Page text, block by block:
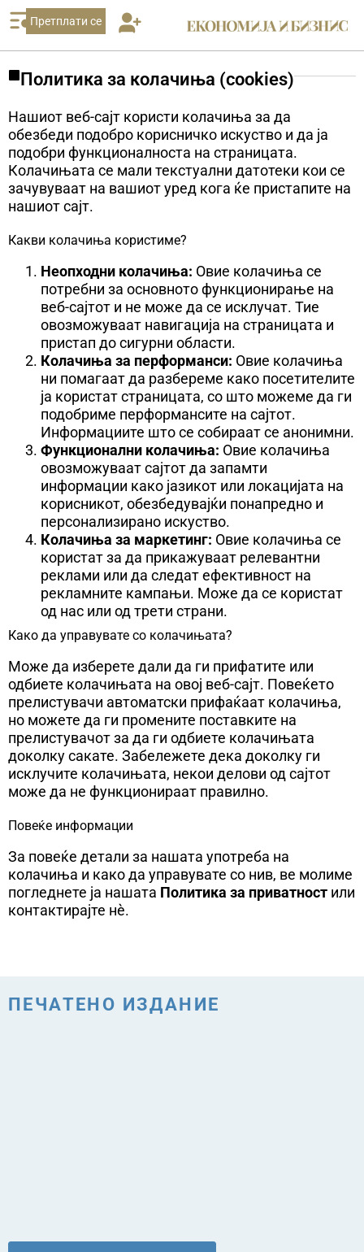
Претплати се
Политика за колачиња (cookies)
Нашиот веб-сајт користи колачиња за да
обезбеди подобро корисничко искуство и да ја
подобри функционалноста на страницата.
Колачињата се мали текстуални датотеки кои се
зачувуваат на вашиот уред кога ќе пристапите на
нашиот сајт.
Какви колачиња користиме?
Неопходни колачиња: Овие колачиња се
потребни за основното функционирање на
веб-сајтот и не може да се исклучат. Тие
овозможуваат навигација на страницата и
пристап до сигурни области.
Колачиња за перформанси: Овие колачиња
ни помагаат да разбереме како посетителите
ја користат страницата, со што можеме да ги
подобриме перформансите на сајтот.
Информациите што се собираат се анонимни.
Функционални колачиња: Овие колачиња
овозможуваат сајтот да запамти
информации како јазикот или локацијата на
корисникот, обезбедувајќи понапредно и
персонализирано искуство.
Колачиња за маркетинг: Овие колачиња се
користат за да прикажуваат релевантни
реклами или да следат ефективност на
рекламните кампањи. Може да се користат
од нас или од трети страни.
Како да управувате со колачињата?
Може да изберете дали да ги прифатите или
одбиете колачињата на овој веб-сајт. Повеќето
прелистувачи автоматски прифаќаат колачиња,
но можете да ги промените поставките на
прелистувачот за да ги одбиете колачињата
доколку сакате. Забележете дека доколку ги
исклучите колачињата, некои делови од сајтот
може да не функционираат правилно.
Повеќе информации
За повеќе детали за нашата употреба на
колачиња и како да управувате со нив, ве молиме
погледнете ја нашата Политика за приватност или
контактирајте нè.
ПЕЧАТЕНО ИЗДАНИЕ